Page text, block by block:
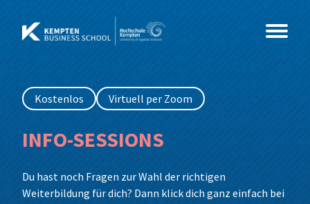
Inhalt
springen
Studium
Master
Beratung, Organisationsentwicklung &
Coaching
MBA
Kurse
Coaching & Psychologie
Events
Kostenlos Virtuell per Zoom
INFO-SESSIONS
Du hast noch Fragen zur Wahl der richtigen
Weiterbildung für dich? Dann klick dich ganz einfach bei